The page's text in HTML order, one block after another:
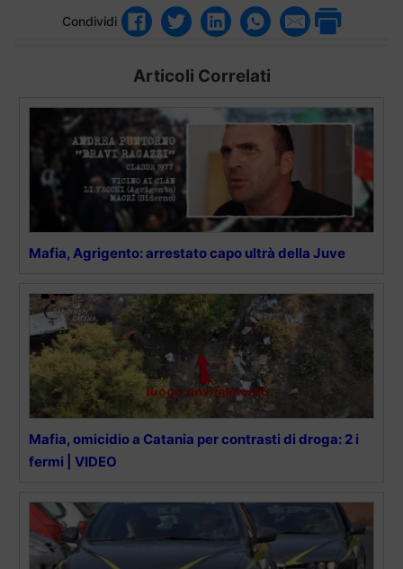
Condividi
Articoli Correlati
Mafia, Agrigento: arrestato capo ultrà della Juve
Mafia, omicidio a Catania per contrasti di droga: 2 i
fermi | VIDEO